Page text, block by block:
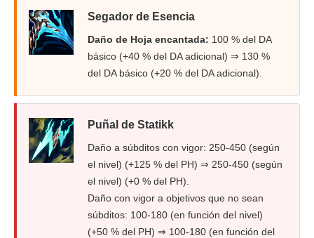
Segador de Esencia
Daño de Hoja encantada: 100 % del DA
básico (+40 % del DA adicional) ⇒ 130 %
del DA básico (+20 % del DA adicional).
Puñal de Statikk
Daño a súbditos con vigor: 250-450 (según
el nivel) (+125 % del PH) ⇒ 250-450 (según
el nivel) (+0 % del PH).
Daño con vigor a objetivos que no sean
súbditos: 100-180 (en función del nivel)
(+50 % del PH) ⇒ 100-180 (en función del